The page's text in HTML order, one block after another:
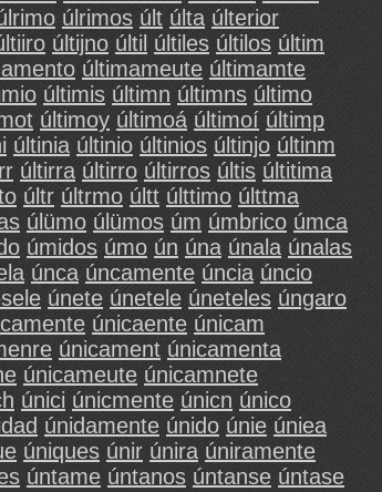
úlrimos últ últa últerior
últijno últil últiles últilos últim
últimameute últimamte
últimis últimn últimns último
últimoy últimoá últimoí últimp
últinia últinio últinios últinjo últinm
últirra últirro últirros últis últitima
últr últrmo últt últtimo últtma
úlümo úlümos úm úmbrico úmca
úmidos úmo ún úna únala únalas
únca úncamente úncia úncio
únete únetele úneteles úngaro
únicaente únicam
únicament únicamenta
únicameute únicamnete
únici únicmente únicn único
únidamente únido únie úniea
úniques únir únira úniramente
úntame úntanos úntanse úntase